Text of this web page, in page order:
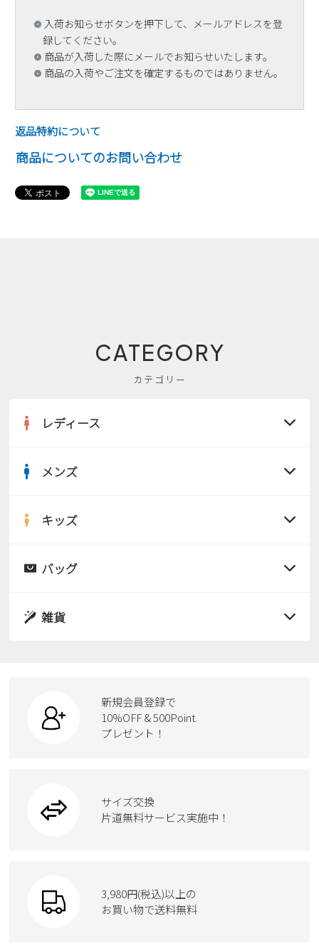
入荷お知らせボタンを押下して、メールアドレスを登
録してください。
商品が入荷した際にメールでお知らせいたします。
商品の入荷やご注文を確定するものではありません。
返品特約について
商品についてのお問い合わせ
CATEGORY
カテゴリー
レディース
サンダル
スニーカー
カジュアルシューズ
ワークシューズ
ウェア
moz
メンズ
サンダル
ローファー
ブーツ
Parade
キッズ
サンダル
スクール
new balance
バッグ
ボディバッグ
ハンドバッグ
トートバッグ
雑貨
ケア用品
新規会員登録で
10%OFF & 500Point
プレゼント！
サイズ交換
片道無料サービス実施中！
3,980円(税込)以上の
お買い物で送料無料